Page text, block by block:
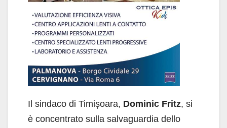
Il sindaco di Timișoara, Dominic Fritz, si
è concentrato sulla salvaguardia dello